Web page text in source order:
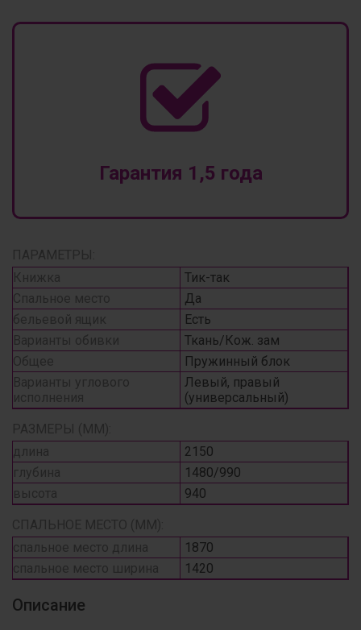
Гарантия 1,5 года
ПАРАМЕТРЫ:
Книжка
Тик-так
Спальное место
Да
бельевой ящик
Есть
Варианты обивки
Ткань/Кож. зам
Общее
Пружинный блок
Варианты углового
исполнения
Левый, правый
(универсальный)
РАЗМЕРЫ (ММ):
длина
2150
глубина
1480/990
высота
940
СПАЛЬНОЕ МЕСТО (ММ):
спальное место длина
1870
спальное место ширина
1420
Описание